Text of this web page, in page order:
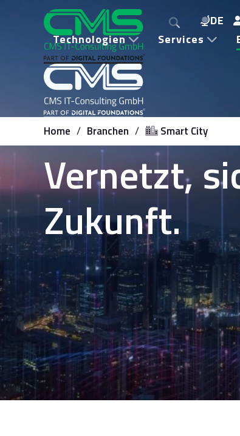
DE
Technologien Services
Home Branchen Smart City
Vernetzt,
Zukunft.